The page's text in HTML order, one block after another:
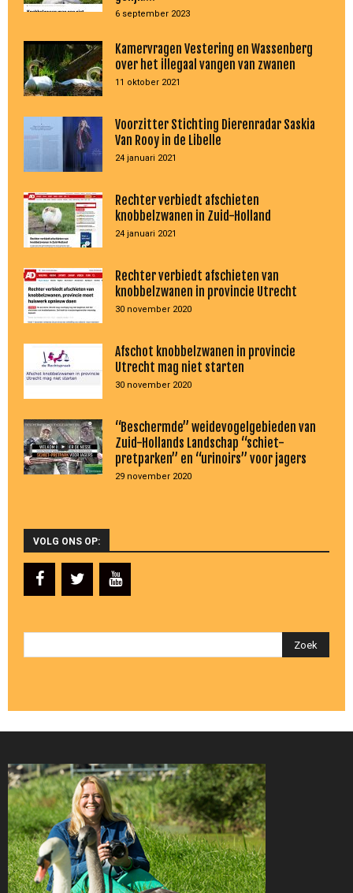
6 september 2023
Kamervragen Vestering en Wassenberg
over het illegaal vangen van zwanen
11 oktober 2021
Voorzitter Stichting Dierenradar Saskia
Van Rooy in de Libelle
24 januari 2021
Rechter verbiedt afschieten
knobbelzwanen in Zuid-Holland
24 januari 2021
Rechter verbiedt afschieten van
knobbelzwanen in provincie Utrecht
30 november 2020
Afschot knobbelzwanen in provincie
Utrecht mag niet starten
30 november 2020
“Beschermde” weidevogelgebieden van
Zuid-Hollands Landschap “schiet-
pretparken” en “urinoirs” voor jagers
29 november 2020
VOLG ONS OP: